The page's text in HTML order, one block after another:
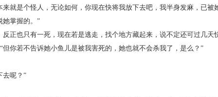
是个怪人，无论如何，你现在快将我放下去吧，我半身发麻，已被
掌握的。”
也只有一死，现在若是逃走，找个地方藏起来，说不定还可过几天
若不告诉她小鱼儿是被我害死的，她也就不会杀我了，是么？”
呢？”